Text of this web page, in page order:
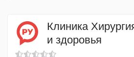
Клиника
и здоровья